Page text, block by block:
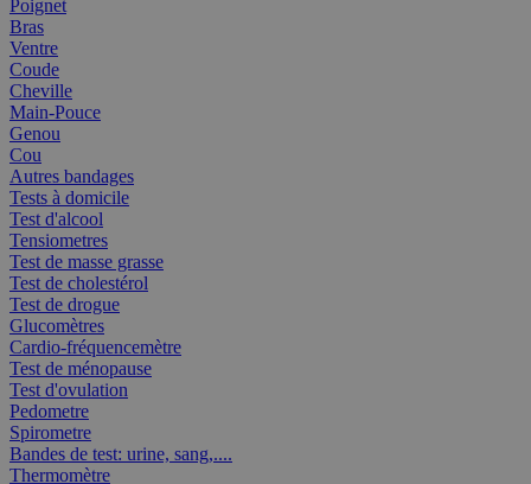
Poignet
Bras
Ventre
Coude
Cheville
Main-Pouce
Genou
Cou
Autres bandages
Tests à domicile
Test d'alcool
Tensiometres
Test de masse grasse
Test de cholestérol
Test de drogue
Glucomètres
Cardio-fréquencemètre
Test de ménopause
Test d'ovulation
Pedometre
Spirometre
Bandes de test: urine, sang,....
Thermomètre